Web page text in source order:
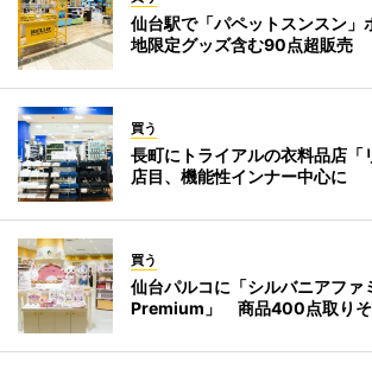
仙台駅で「パペットスンスン
地限定グッズ含む90点超販売
買う
長町にトライアルの衣料品店
店目、機能性インナー中心に
買う
仙台パルコに「シルバニアファ
Premium」 商品400点取りそ